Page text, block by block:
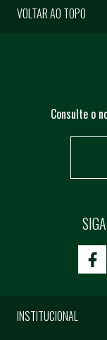
VOLTAR AO TOPO
Consulte o
INSTITUCIONAL